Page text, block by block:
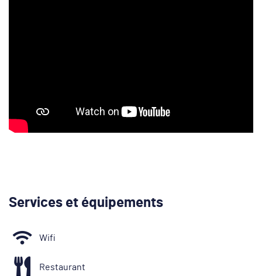
Services et équipements
Wifi
Restaurant